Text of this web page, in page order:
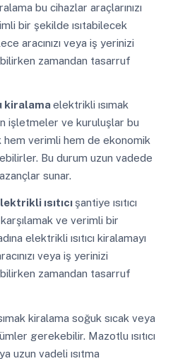
bu cihazlar araçlarınızı
bir şekilde ısıtabilecek
aracınızı veya iş yerinizi
zamandan tasarruf
kiralamaelektrikli ısımak
işletmeler ve kuruluşlar bu
hem verimli hem de ekonomik
Bu durum uzun vadede
sunar.
ısıtıcı şantiye ısıtıcı
karşılamak ve verimli bir
elektrikli ısıtıcı kiralamayı
veya iş yerinizi
zamandan tasarruf
kiralama soğuk sıcak veya
gerekebilir. Mazotlu ısıtıcı
uzun vadeli ısıtma